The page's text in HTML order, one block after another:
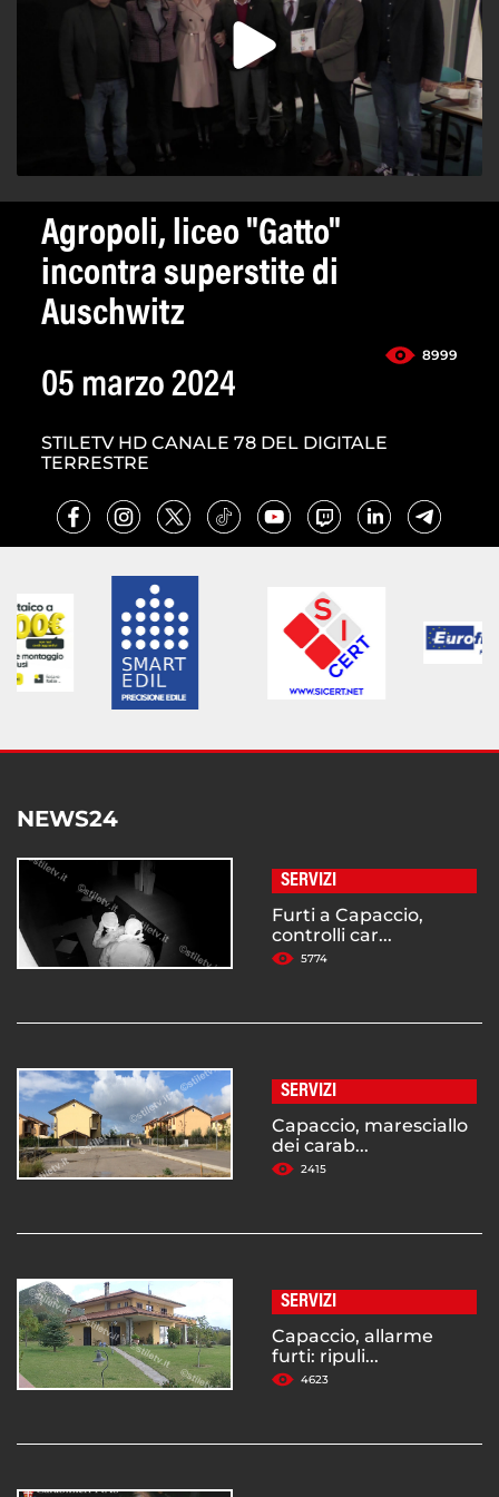
Agropoli, liceo "Gatto"
incontra superstite di
Auschwitz
8999
05 marzo 2024
STILETV HD CANALE 78 DEL DIGITALE
TERRESTRE
NEWS24
SERVIZI
Furti a Capaccio,
controlli car...
5774
SERVIZI
Capaccio, maresciallo
dei carab...
2415
SERVIZI
Capaccio, allarme
furti: ripuli...
4623